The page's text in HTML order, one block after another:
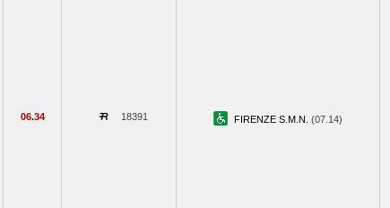
06.34 18391 FIRENZE S.M.N. (07.14)